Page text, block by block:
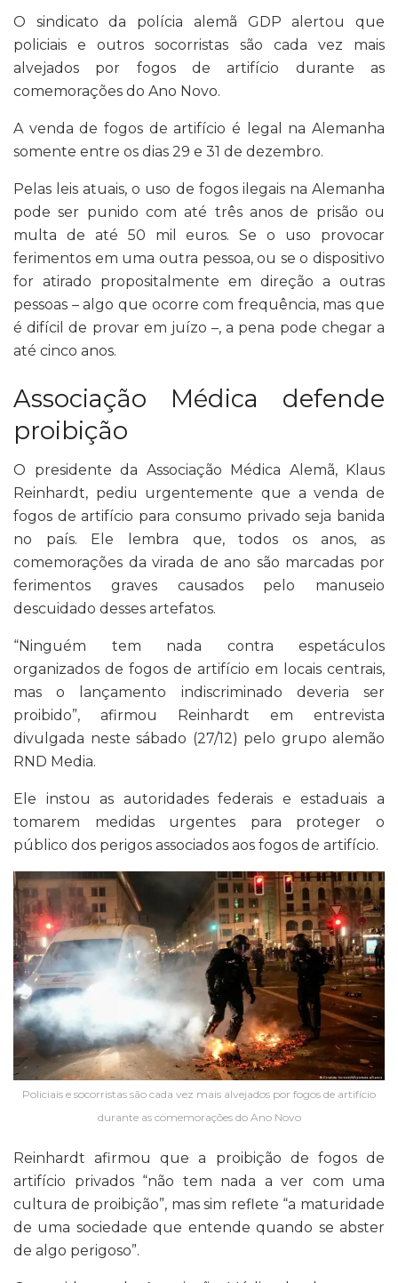
O sindicato da polícia alemã GDP alertou que
policiais e outros socorristas são cada vez mais
alvejados por fogos de artifício durante as
comemorações do Ano Novo.
A venda de fogos de artifício é legal na Alemanha
somente entre os dias 29 e 31 de dezembro.
Pelas leis atuais, o uso de fogos ilegais na Alemanha
pode ser punido com até três anos de prisão ou
multa de até 50 mil euros. Se o uso provocar
ferimentos em uma outra pessoa, ou se o dispositivo
for atirado propositalmente em direção a outras
pessoas – algo que ocorre com frequência, mas que
é difícil de provar em juízo –, a pena pode chegar a
até cinco anos.
Associação Médica defende
proibição
O presidente da Associação Médica Alemã, Klaus
Reinhardt, pediu urgentemente que a venda de
fogos de artifício para consumo privado seja banida
no país. Ele lembra que, todos os anos, as
comemorações da virada de ano são marcadas por
ferimentos graves causados pelo manuseio
descuidado desses artefatos.
“Ninguém tem nada contra espetáculos
organizados de fogos de artifício em locais centrais,
mas o lançamento indiscriminado deveria ser
proibido”, afirmou Reinhardt em entrevista
divulgada neste sábado (27/12) pelo grupo alemão
RND Media.
Ele instou as autoridades federais e estaduais a
tomarem medidas urgentes para proteger o
público dos perigos associados aos fogos de artifício.
Policiais e socorristas são cada vez mais alvejados por fogos de artifício
durante as comemorações do Ano Novo
Reinhardt afirmou que a proibição de fogos de
artifício privados “não tem nada a ver com uma
cultura de proibição”, mas sim reflete “a maturidade
de uma sociedade que entende quando se abster
de algo perigoso”.